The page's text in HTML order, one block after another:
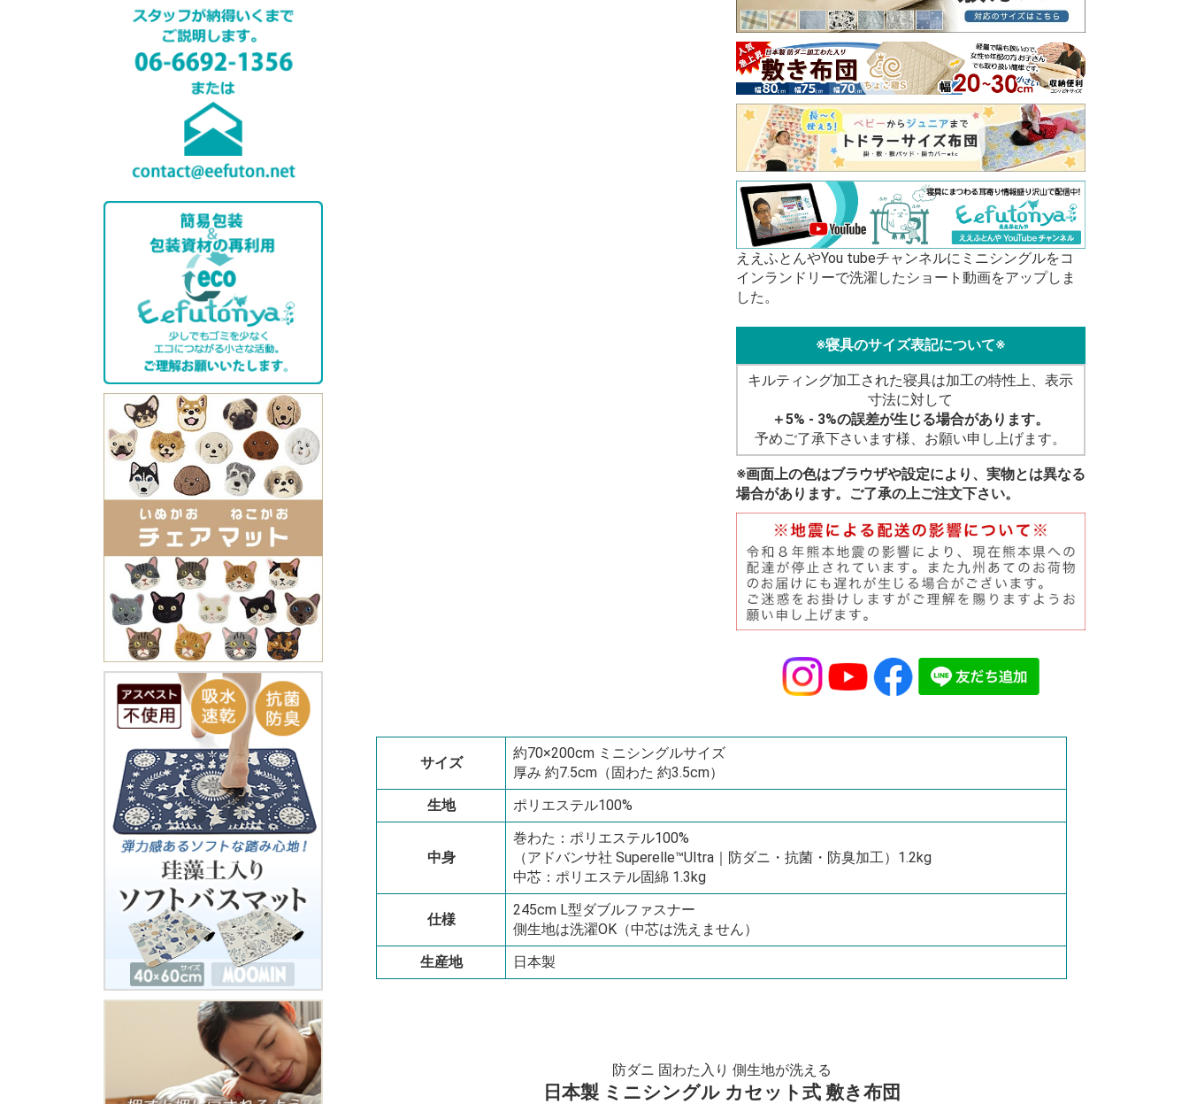
ええふとんやYou tubeチャンネルにミニシングルをコ
インランドリーで洗濯したショート動画をアップしま
した。
※寝具のサイズ表記について※
キルティング加工された寝具は加工の特性上、表示
寸法に対して
＋5% - 3%の誤差が生じる場合があります。
予めご了承下さいます様、お願い申し上げます。
※画面上の色はブラウザや設定により、実物とは異なる
場合があります。ご了承の上ご注文下さい。
サイズ
約70×200cm ミニシングルサイズ
厚み 約7.5cm（固わた 約3.5cm）
生地
ポリエステル100%
中身
巻わた：ポリエステル100%
（アドバンサ社 Superelle™Ultra｜防ダニ・抗菌・防臭加工）1.2kg
中芯：ポリエステル固綿 1.3kg
仕様
245cm L型ダブルファスナー
側生地は洗濯OK（中芯は洗えません）
生産地
日本製
防ダニ 固わた入り 側生地が洗える
日本製 ミニシングル カセット式 敷き布団